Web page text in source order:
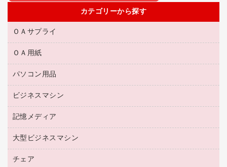
カテゴリーから探す
ＯＡサプライ
互換インクカートリッジ
リサイクルトナー（リターン方式）
リサイクルトナー（プール方式）
リサイクルインクカートリッジ
プリンタ用リボン
トナーカートリッジ
コピートナー
ＯＡ用紙
名刺用紙
帳票用紙／フォーム用紙
ワープロ用紙
ラベル用紙
プロッター用紙
パソコン用品
パソコン周辺機器
各種ケーブル
マウスパッド
マウス
パソコンバッグ／収納用品
ビジネスマシン
電話機
レーザープリンタ／複合機
メモリーカード
プロジェクタ
記憶メディア
ブルーレイディスク
大型ビジネスマシン
プリンタ
チェア